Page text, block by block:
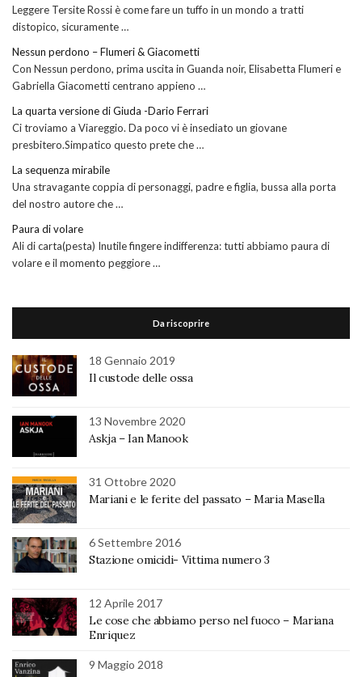
Leggere Tersite Rossi è come fare un tuffo in un mondo a tratti
distopico, sicuramente …
Nessun perdono – Flumeri & Giacometti
Con Nessun perdono, prima uscita in Guanda noir, Elisabetta Flumeri e
Gabriella Giacometti centrano appieno …
La quarta versione di Giuda -Dario Ferrari
Ci troviamo a Viareggio. Da poco vi è insediato un giovane
presbitero.Simpatico questo prete che …
La sequenza mirabile
Una stravagante coppia di personaggi, padre e figlia, bussa alla porta
del nostro autore che …
Paura di volare
Ali di carta(pesta) Inutile fingere indifferenza: tutti abbiamo paura di
volare e il momento peggiore …
Da riscoprire
18 Gennaio 2019
Il custode delle ossa
13 Novembre 2020
Askja – Ian Manook
31 Ottobre 2020
Mariani e le ferite del passato – Maria Masella
6 Settembre 2016
Stazione omicidi- Vittima numero 3
12 Aprile 2017
Le cose che abbiamo perso nel fuoco – Mariana
Enriquez
9 Maggio 2018